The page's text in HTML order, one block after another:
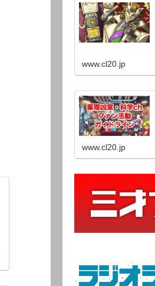
www.cl20.jp
www.cl20.jp